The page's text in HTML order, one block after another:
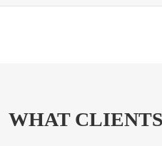
WHAT